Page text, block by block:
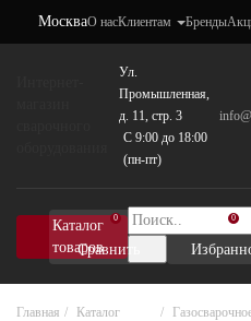
МоскваО насКлиентам Бренды
Ул.
Промышленная,
д. 11, стр. 3
C 9:00 до 18:00
(пн-пт)
Каталог
товаров
0
Сравнить
0
Главная
Каталог